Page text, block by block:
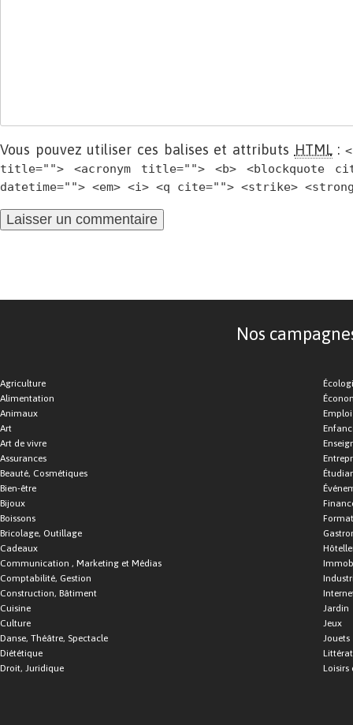
Vous pouvez utiliser ces balises et attributs HTML:
title=""> <acronym title=""> <b> <blockquote
datetime=""> <em> <i> <q cite=""> <strike>
Nos
Agriculture
Alimentation
Animaux
Art
Art de vivre
Assurances
Beauté, Cosmétiques
Bien-être
Bijoux
Boissons
Bricolage, Outillage
Cadeaux
Communication , Marketing et Médias
Comptabilité, Gestion
Construction, Bâtiment
Cuisine
Culture
Danse, Théâtre, Spectacle
Diététique
Droit, Juridique
Emploi
Jardin
Jeux
Jouets
Loisirs